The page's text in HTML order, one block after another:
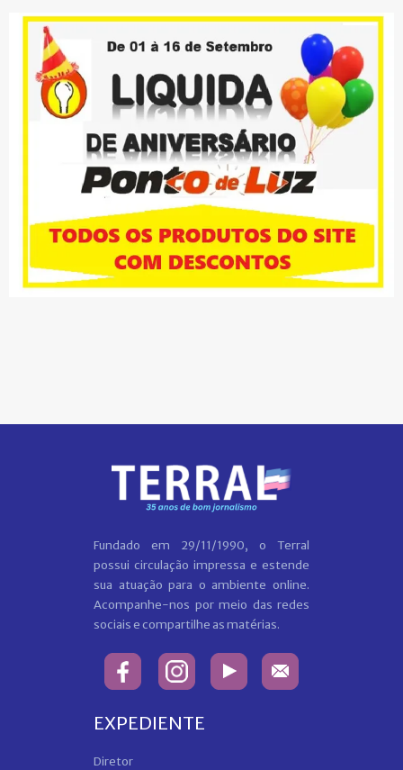
Fundado em 29/11/1990, o Terral
possui circulação impressa e estende
sua atuação para o ambiente online.
Acompanhe-nos por meio das redes
sociais e compartilhe as matérias.
EXPEDIENTE
Diretor